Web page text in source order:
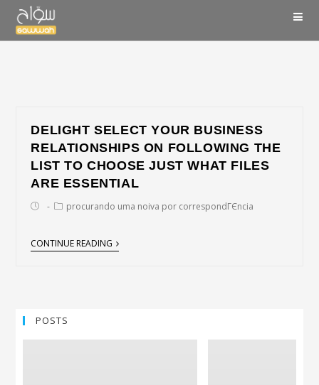
DELIGHT SELECT YOUR BUSINESS
RELATIONSHIPS ON FOLLOWING THE
LIST TO CHOOSE JUST WHAT FILES
ARE ESSENTIAL
procurando uma noiva por correspondГЄncia
CONTINUE READING
POSTS